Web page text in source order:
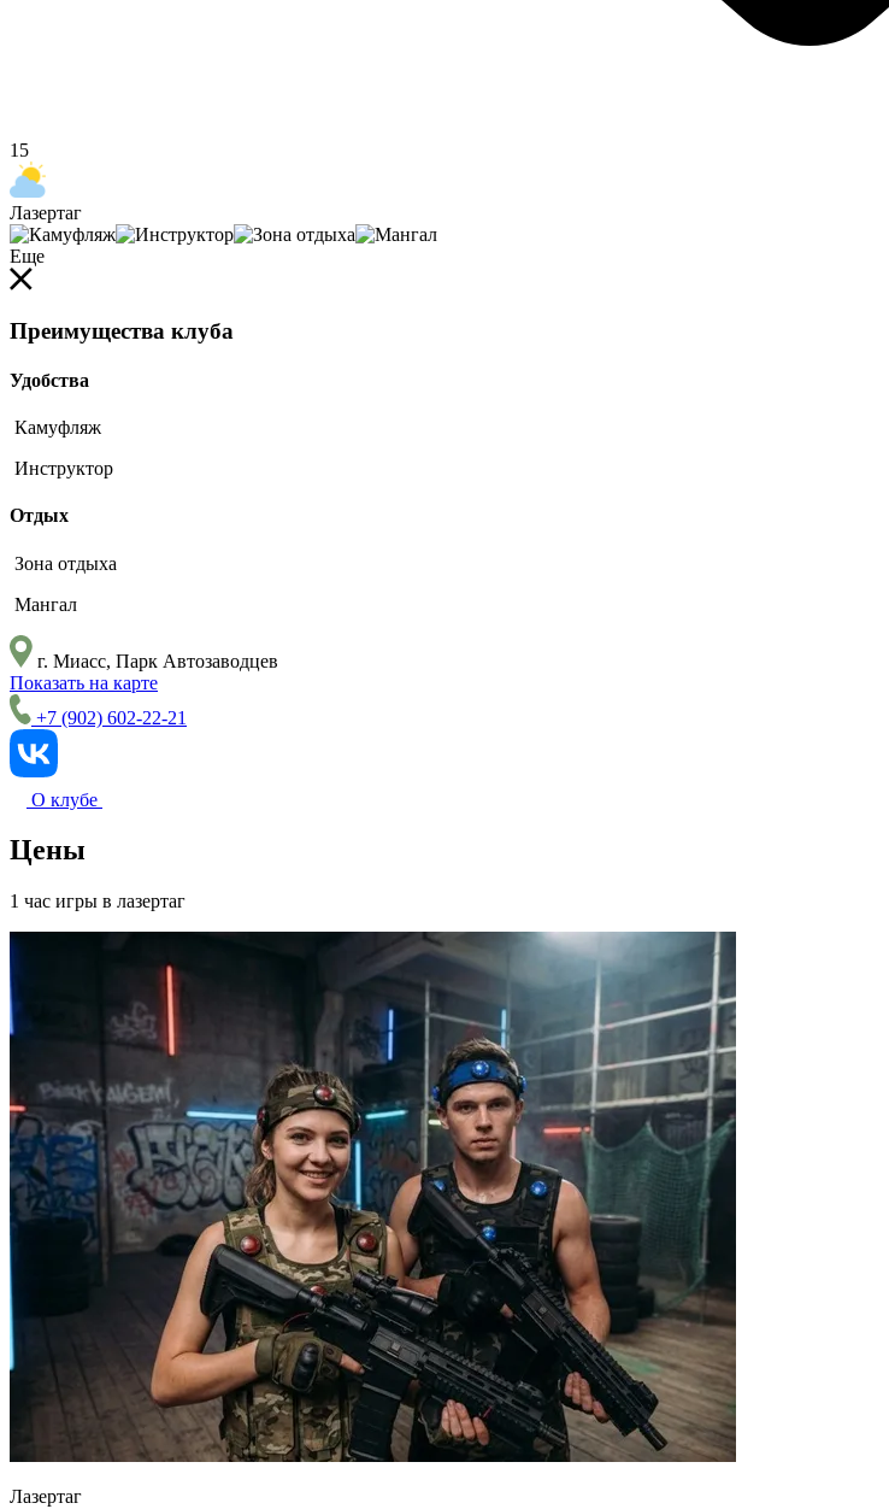
15
Лазертаг
Еще
Преимущества клуба
Удобства
Камуфляж
Инструктор
Отдых
Зона отдыха
Мангал
г. Миасс, Парк Автозаводцев
Показать на карте
+7 (902) 602-22-21
О клубе
Цены
1 час игры в лазертаг
Лазертаг